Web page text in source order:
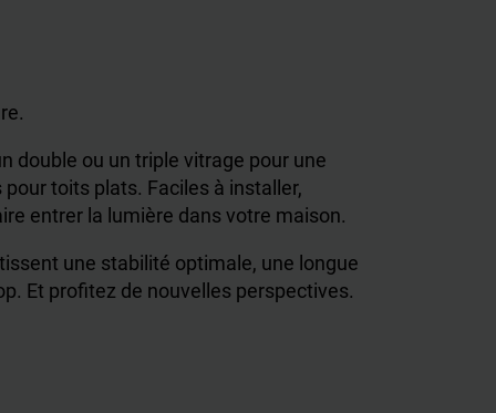
double ou un triple vitrage pour une
toits plats. Faciles à installer,
entrer la lumière dans votre maison.
une stabilité optimale, une longue
Et profitez de nouvelles perspectives.